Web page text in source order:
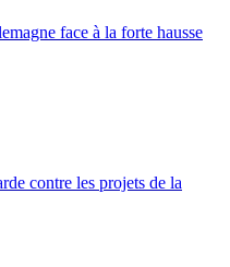
face à la forte hausse
contre les projets de la